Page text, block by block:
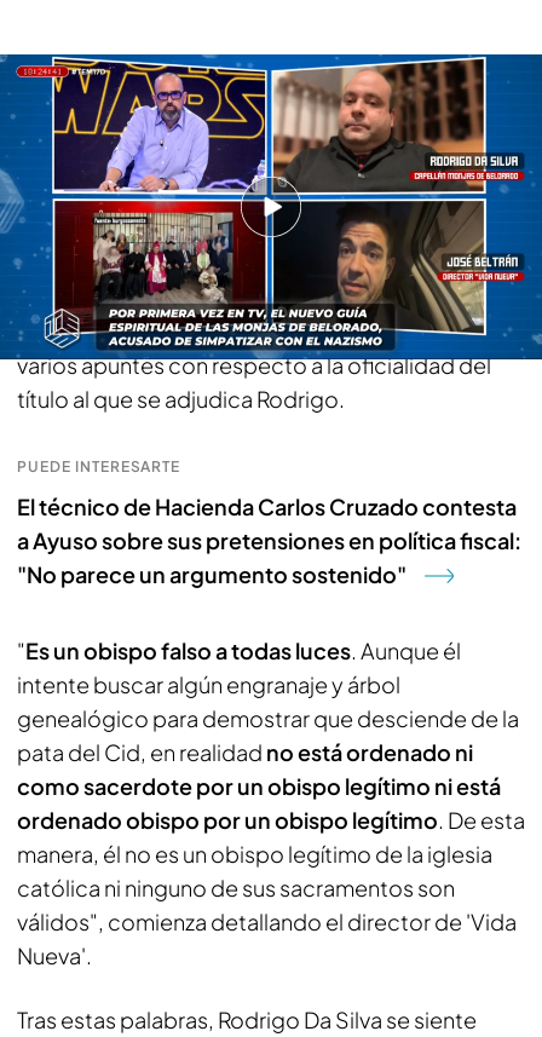
José Beltrán: "Es un obispo falso a todas luces"
Rodrigo Da Silva, como ha contado 'Todo es
mentira', se considera obispo, pese a que no haya
sido nombrado por ninguna confesión cristiana
reconocida oficialmente. Por eso, y para
contrastar con la información que ha arrojado el
nuevo guía espiritual de las monjas de Belorado,
José Beltrán, director de 'Vida Nueva', ha hecho
varios apuntes con respecto a la oficialidad del
título al que se adjudica Rodrigo.
PUEDE INTERESARTE
El técnico de Hacienda Carlos Cruzado contesta
a Ayuso sobre sus pretensiones en política fiscal:
"No parece un argumento sostenido"
"Es un obispo falso a todas luces. Aunque él
intente buscar algún engranaje y árbol
genealógico para demostrar que desciende de la
pata del Cid, en realidad no está ordenado ni
como sacerdote por un obispo legítimo ni está
ordenado obispo por un obispo legítimo. De esta
manera, él no es un obispo legítimo de la iglesia
católica ni ninguno de sus sacramentos son
válidos", comienza detallando el director de 'Vida
Nueva'.
Tras estas palabras, Rodrigo Da Silva se siente